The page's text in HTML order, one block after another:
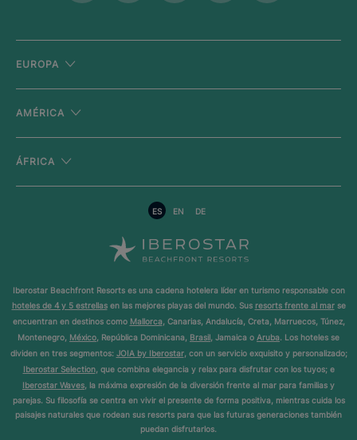
EUROPA
AMÉRICA
ÁFRICA
ES EN DE
Iberostar Beachfront Resorts es una cadena hotelera líder en turismo responsable con
hoteles de 4 y 5 estrellasen las mejores playas del mundo. Sus resorts frente al marse
encuentran en destinos como Mallorca, Canarias, Andalucía, Creta, Marruecos, Túnez,
Montenegro, México, República Dominicana, Brasil, Jamaica o Aruba. Los hoteles se
dividen en tres segmentos: JOIA by Iberostar, con un servicio exquisito y personalizado;
Iberostar Selection, que combina elegancia y relax para disfrutar con los tuyos; e
Iberostar Waves, la máxima expresión de la diversión frente al mar para familias y
parejas. Su filosofía se centra en vivir el presente de forma positiva, mientras cuida los
paisajes naturales que rodean sus resorts para que las futuras generaciones también
puedan disfrutarlos.